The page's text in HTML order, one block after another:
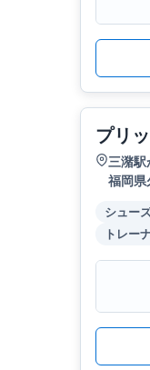
プリ
三潴駅
福岡
シュー
トレー